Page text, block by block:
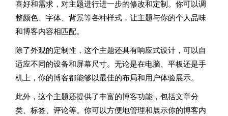
喜好和需求，对主题进行进一步的修改和定制。你可以调
整颜色、字体、背景等各种样式，让主题与你的个人品味
和博客内容相匹配。
除了外观的定制性，这个主题还具有响应式设计，可以自
适应不同的设备和屏幕尺寸。无论是在电脑、平板还是手
机上，你的博客都能够以最佳的布局和用户体验展示。
此外，这个主题还提供了丰富的博客功能，包括文章分
类、标签、评论等。你可以方便地管理和展示你的博客内